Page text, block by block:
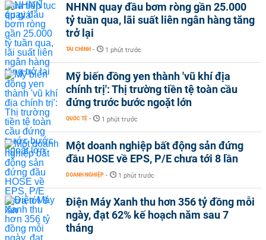
NHNN quay đầu bơm ròng gần 25.000
tỷ tuần qua, lãi suất liên ngân hàng tăng
trở lại
TÀI CHÍNH - 1 phút trước
Mỹ biến đồng yen thành 'vũ khí địa
chính trị': Thị trường tiền tệ toàn cầu
đứng trước bước ngoặt lớn
QUỐC TẾ - 1 phút trước
Một doanh nghiệp bất động sản đứng
đầu HOSE về EPS, P/E chưa tới 8 lần
DOANH NGHIỆP - 1 phút trước
Điện Máy Xanh thu hơn 356 tỷ đồng mỗi
ngày, đạt 62% kế hoạch năm sau 7
tháng